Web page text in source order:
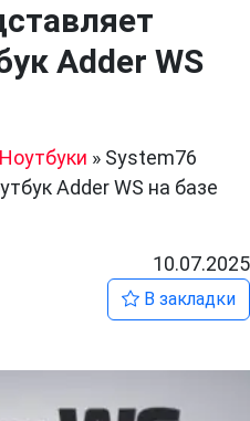
Adder WS
Ноутбуки » System76
Adder WS на базе
10.07.2025
В закладки